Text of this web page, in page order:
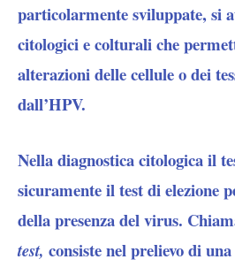
particolarmente sviluppate, si
citologici e colturali che
alterazioni delle cellule o dei
dall’HPV.
Nella diagnostica citologica il
sicuramente il test di elezione
della presenza del virus.
test, consiste nel prelievo di